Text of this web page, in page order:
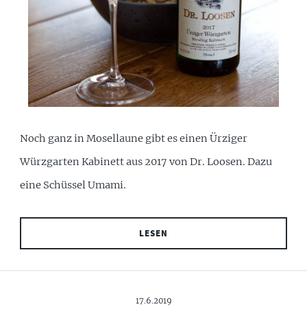
Noch ganz in Mosellaune gibt es einen Ürziger
Würzgarten Kabinett aus 2017 von Dr. Loosen. Dazu
eine Schüssel Umami.
LESEN
17.6.2019